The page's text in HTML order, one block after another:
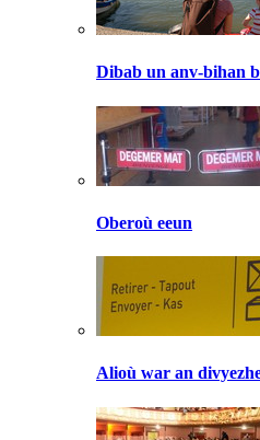
Dibab un anv-bihan
Oberoù eeun
Alioù war an